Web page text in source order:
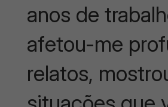
anos de
afetou-me
relatos,